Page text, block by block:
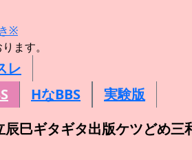
※
ます。
レ
HなBBS
実験版
巳ギタギタ出版ケツどめ